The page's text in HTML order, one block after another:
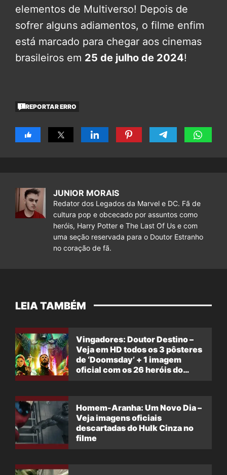
elementos de Multiverso! Depois de
sofrer alguns adiamentos, o filme enfim
está marcado para chegar aos cinemas
brasileiros em 25 de julho de 2024!
REPORTAR ERRO
JUNIOR MORAIS
Redator dos Legados da Marvel e DC. Fã de
cultura pop e obcecado por assuntos como
heróis, Harry Potter e The Last Of Us e com
uma seção reservada para o Doutor Estranho
no coração de fã.
LEIA TAMBÉM
Vingadores: Doutor Destino –
Veja em HD todos os 3 pôsteres
de ‘Doomsday’ + 1 imagem
oficial com os 26 heróis do
Homem-Aranha: Um Novo Dia –
Veja imagens oficiais
descartadas do Hulk Cinza no
filme